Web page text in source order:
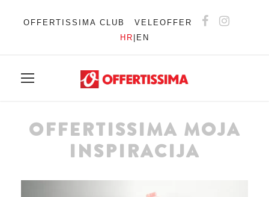
OFFERTISSIMA CLUB
VELEOFFER
HR EN
OFFERTISSIMA MOJA
INSPIRACIJA